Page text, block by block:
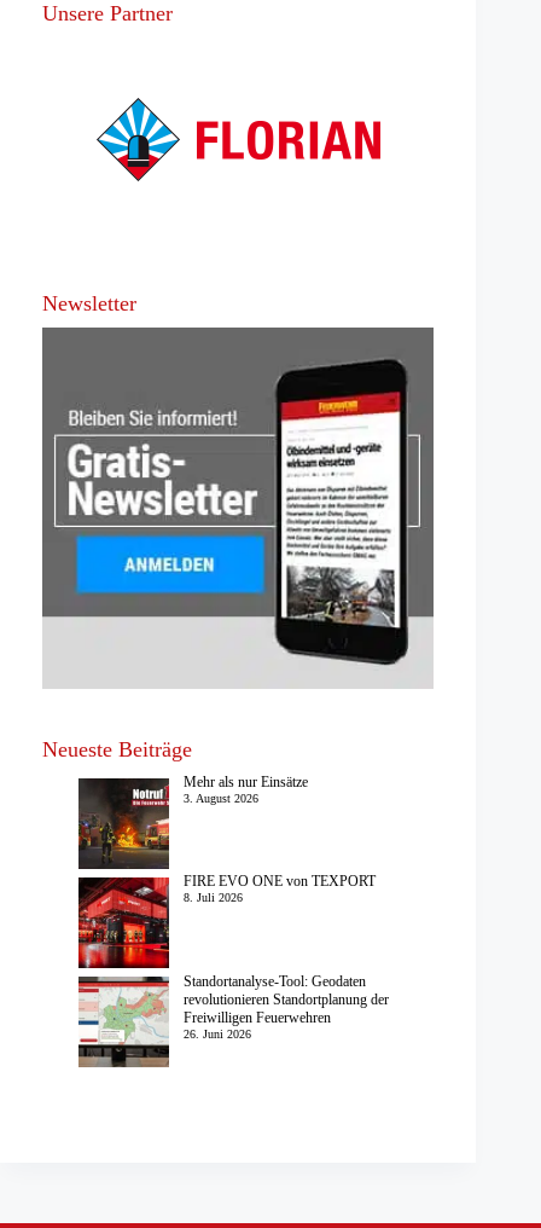
Unsere Partner
Newsletter
Neueste Beiträge
Mehr als nur Einsätze
3. August 2026
FIRE EVO ONE von TEXPORT
8. Juli 2026
Standortanalyse-Tool: Geodaten
revolutionieren Standortplanung der
Freiwilligen Feuerwehren
26. Juni 2026